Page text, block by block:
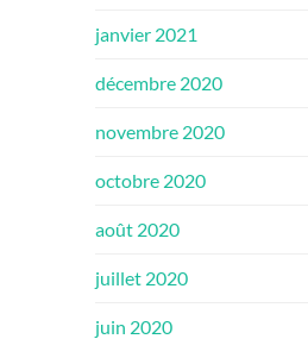
janvier 2021
décembre 2020
novembre 2020
octobre 2020
août 2020
juillet 2020
juin 2020